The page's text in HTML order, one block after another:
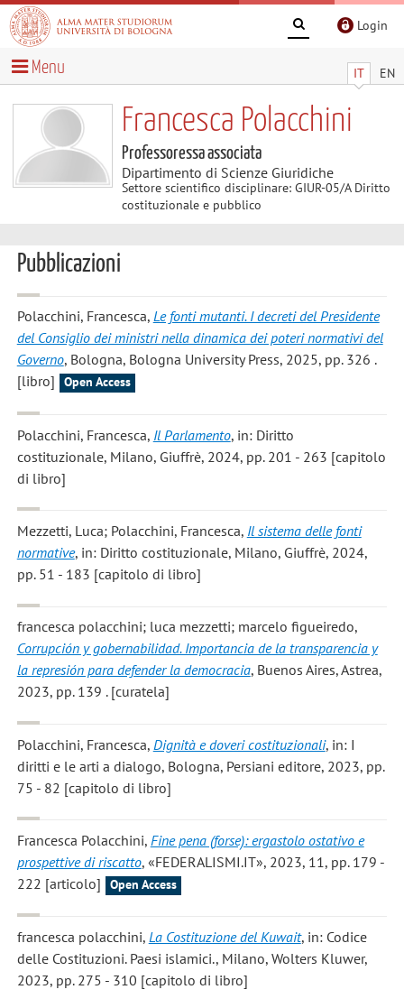
Login
IT EN
Menu
Francesca Polacchini
Professoressa associata
Dipartimento di Scienze Giuridiche
Settore scientifico disciplinare: GIUR-05/A Diritto
costituzionale e pubblico
Pubblicazioni
Polacchini, Francesca, Le fonti mutanti. I decreti del Presidente
del Consiglio dei ministri nella dinamica dei poteri normativi del
Governo, Bologna, Bologna University Press, 2025, pp. 326 .
[libro]
Open Access
Polacchini, Francesca, Il Parlamento, in: Diritto
costituzionale, Milano, Giuffrè, 2024, pp. 201 - 263 [capitolo
di libro]
Mezzetti, Luca; Polacchini, Francesca, Il sistema delle fonti
normative, in: Diritto costituzionale, Milano, Giuffrè, 2024,
pp. 51 - 183 [capitolo di libro]
francesca polacchini; luca mezzetti; marcelo figueiredo,
Corrupción y gobernabilidad. Importancia de la transparencia y
la represión para defender la democracia, Buenos Aires, Astrea,
2023, pp. 139 . [curatela]
Polacchini, Francesca, Dignità e doveri costituzionali, in: I
diritti e le arti a dialogo, Bologna, Persiani editore, 2023, pp.
75 - 82 [capitolo di libro]
Francesca Polacchini, Fine pena (forse): ergastolo ostativo e
prospettive di riscatto, «FEDERALISMI.IT», 2023, 11, pp. 179 -
222 [articolo]
Open Access
francesca polacchini, La Costituzione del Kuwait, in: Codice
delle Costituzioni. Paesi islamici., Milano, Wolters Kluwer,
2023, pp. 275 - 310 [capitolo di libro]